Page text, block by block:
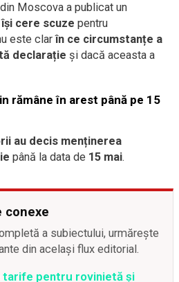
Moscova a publicat un
își cere scuze pentru
este clarîn ce circumstanțe a
declarație și dacă aceasta a
rămâne în arest până pe 15
au decis menținerea
până la data de 15 mai.
conexe
a subiectului, urmărește
din același flux editorial.
tarife pentru rovinietă și